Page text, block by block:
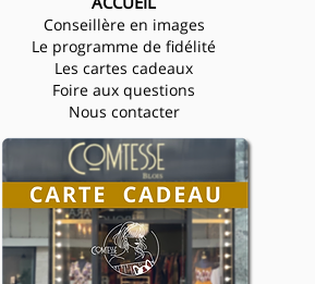
Conseillère en images
Le programme de fidélité
Les cartes cadeaux
Foire aux questions
Nous contacter